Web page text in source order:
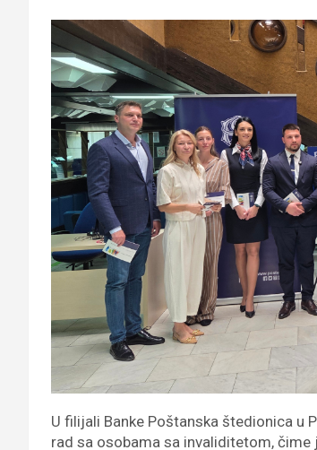
U filijali Banke Poštanska štedionica u
rad sa osobama sa invaliditetom,